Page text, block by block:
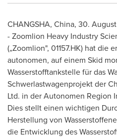
CHANGSHA, China, 30.
- Zoomlion Heavy Industry
(„Zoomlion", 01157.HK) hat die
autonomen, auf einem Skid
Wasserstofftankstelle für das
Schwerlastwagenprojekt der
Ltd. in der Autonomen Region
Dies stellt einen wichtigen
Herstellung von
die Entwicklung des